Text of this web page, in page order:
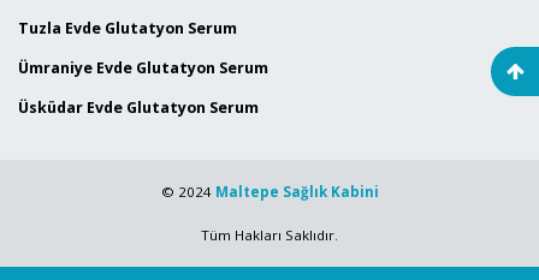
Tuzla Evde Glutatyon Serum
Ümraniye Evde Glutatyon Serum
Üsküdar Evde Glutatyon Serum
© 2024 Maltepe Sağlık Kabini
Tüm Hakları Saklıdır.